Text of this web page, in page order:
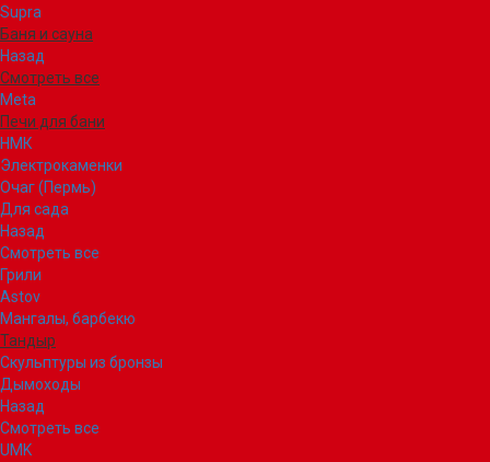
Supra
Баня и сауна
Назад
Смотреть все
Meta
Печи для бани
НМК
Электрокаменки
Очаг (Пермь)
Для сада
Назад
Смотреть все
Грили
Astov
Мангалы, барбекю
Тандыр
Скульптуры из бронзы
Дымоходы
Назад
Смотреть все
UMK